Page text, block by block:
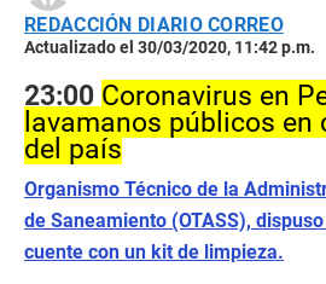
REDACCIÓN DIARIO CORREO
Actualizado el 30/03/2020, 11:42 p.m.
23:00 Coronavirus en
lavamanos públicos en
del país
Organismo Técnico de la
de Saneamiento (OTASS),
cuente con un kit de limpieza.